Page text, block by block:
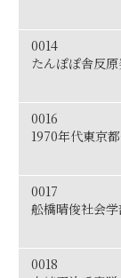
0014
たんぽぽ舎反
0016
1970年代東京
0017
舩橋晴俊社会
0018